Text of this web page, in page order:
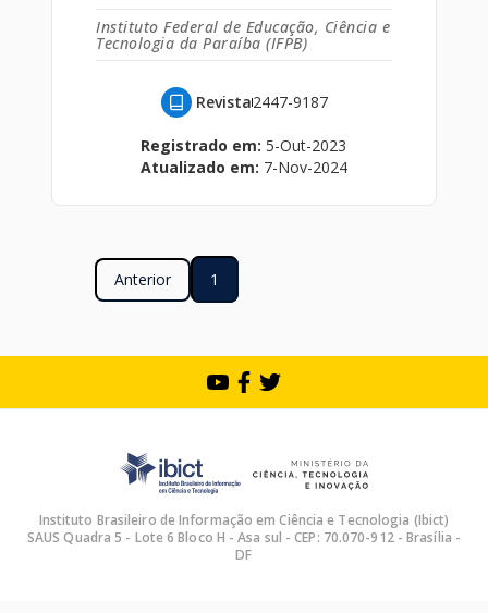
Instituto Federal de Educação, Ciência e
Tecnologia da Paraíba (IFPB)
Revista2447-9187
Registrado em: 5-Out-2023
Atualizado em: 7-Nov-2024
Anterior 1
Instituto Brasileiro de Informação em Ciência e Tecnologia (Ibict)
SAUS Quadra 5 - Lote 6 Bloco H - Asa sul - CEP: 70.070-912 - Brasília -
DF